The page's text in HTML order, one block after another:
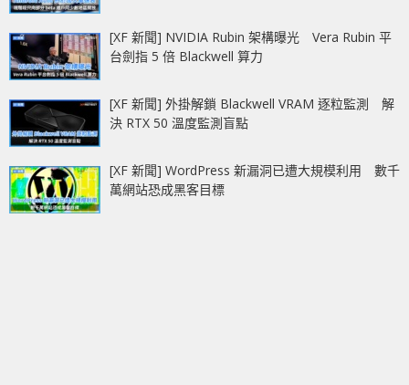
[XF 新聞] NVIDIA Rubin 架構曝光 Vera Rubin 平
台劍指 5 倍 Blackwell 算力
[XF 新聞] 外掛解鎖 Blackwell VRAM 逐粒監測 解
決 RTX 50 溫度監測盲點
[XF 新聞] WordPress 新漏洞已遭大規模利用 數千
萬網站恐成黑客目標